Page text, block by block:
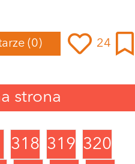
(0) 24
strona
318 319 320